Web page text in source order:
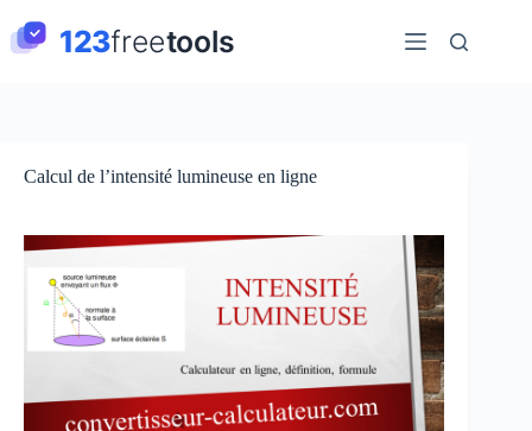
au
contenu
Calcul de l’intensité lumineuse en ligne